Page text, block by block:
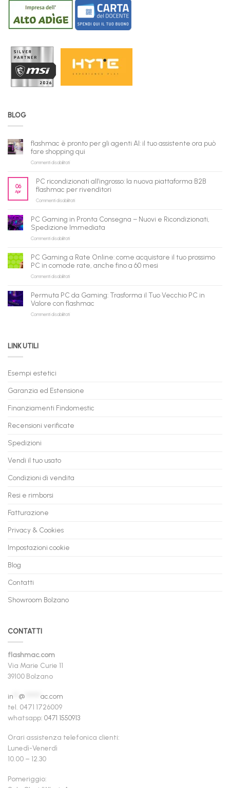
BLOG
flashmac è pronto per gli agenti AI: il tuo assistente ora può
fare shopping qui
Commenti disabilitatisu
pronto
per
gli
il
tuo
assistente
può
fare
shopping
qui
06
Apr
PC ricondizionati all’ingrosso: la nuova piattaforma B2B
flashmac per rivenditori
Commenti disabilitatisu
all’ingrosso:
la
B2B
flashmac
per
PC Gaming in Pronta Consegna – Nuovi e Ricondizionati,
Spedizione Immediata
Commenti disabilitatisu
in
Pronta
Consegna
Nuovi
Ricondizionati,
Spedizione
PC Gaming a Rate Online: come acquistare il tuo prossimo
PC in comode rate, anche fino a 60 mesi
Commenti disabilitatisu
a
Rate
Online:
anche
a
Permuta PC da Gaming: Trasforma il Tuo Vecchio PC in
Valore con flashmac
Commenti disabilitatisu
in
con
LINK UTILI
Esempi estetici
Garanzia ed Estensione
Finanziamenti Findomestic
Recensioni verificate
Spedizioni
Vendi il tuo usato
Condizioni di vendita
Resi e rimborsi
Fatturazione
Privacy & Cookies
Impostazioni cookie
Blog
Contatti
Showroom Bolzano
CONTATTI
flashmac.com
Via Marie Curie 11
39100 Bolzano
in @
ac.com
tel. 0471 1726009
whatsapp: 0471 1550913
Orari assistenza telefonica clienti:
Lunedì-Venerdì
10.00 – 12.30
Pomeriggio: